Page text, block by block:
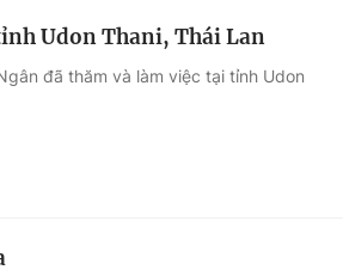
Udon Thani, Thái Lan
đã thăm và làm việc tại tỉnh Udon